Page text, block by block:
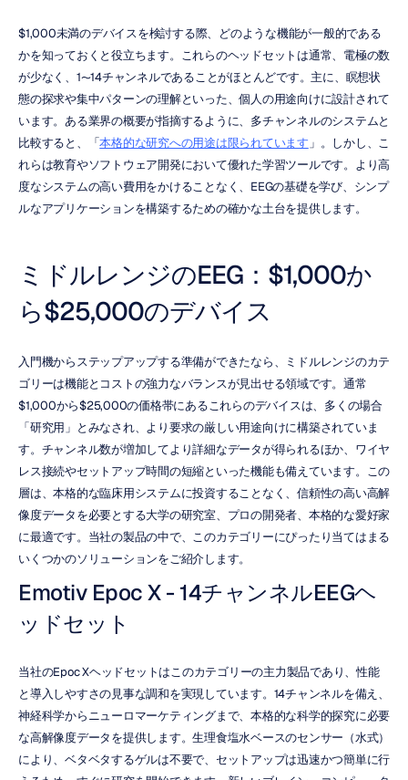
$1,000未満のデバイスを検討する際、どのような機能が一般的である
かを知っておくと役立ちます。これらのヘッドセットは通常、電極の数
が少なく、1〜14チャンネルであることがほとんどです。主に、瞑想状
態の探求や集中パターンの理解といった、個人の用途向けに設計されて
います。ある業界の概要が指摘するように、多チャンネルのシステムと
比較すると、「本格的な研究への用途は限られています 」。しかし、こ
れらは教育やソフトウェア開発において優れた学習ツールです。より高
度なシステムの高い費用をかけることなく、EEGの基礎を学び、シンプ
ルなアプリケーションを構築するための確かな土台を提供します。
ミドルレンジのEEG：$1,000か
ら$25,000のデバイス
入門機からステップアップする準備ができたなら、ミドルレンジのカテ
ゴリーは機能とコストの強力なバランスが見出せる領域です。通常
$1,000から$25,000の価格帯にあるこれらのデバイスは、多くの場合
「研究用」とみなされ、より要求の厳しい用途向けに構築されていま
す。チャンネル数が増加してより詳細なデータが得られるほか、ワイヤ
レス接続やセットアップ時間の短縮といった機能も備えています。この
層は、本格的な臨床用システムに投資することなく、信頼性の高い高解
像度データを必要とする大学の研究室、プロの開発者、本格的な愛好家
に最適です。当社の製品の中で、このカテゴリーにぴったり当てはまる
いくつかのソリューションをご紹介します。
Emotiv Epoc X - 14チャンネルEEGヘ
ッドセット
当社のEpoc Xヘッドセットはこのカテゴリーの主力製品であり、性能
と導入しやすさの見事な調和を実現しています。14チャンネルを備え、
神経科学からニューロマーケティングまで、本格的な科学的探究に必要
な高解像度データを提供します。生理食塩水ベースのセンサー（水式）
により、ベタベタするゲルは不要で、セットアップは迅速かつ簡単に行